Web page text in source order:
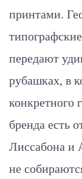
принтами.
передают
рубашках, в
конкретного
бренда есть
Лиссабона и
не